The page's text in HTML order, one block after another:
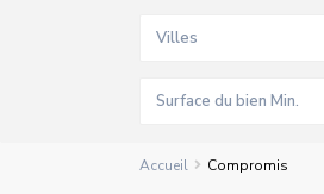
Villes
Accueil Compromis